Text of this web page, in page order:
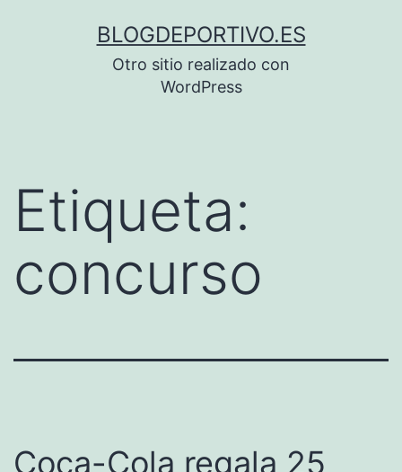
BLOGDEPORTIVO.ES
Otro sitio realizado con
WordPress
Etiqueta:
concurso
Coca-Cola regala 25